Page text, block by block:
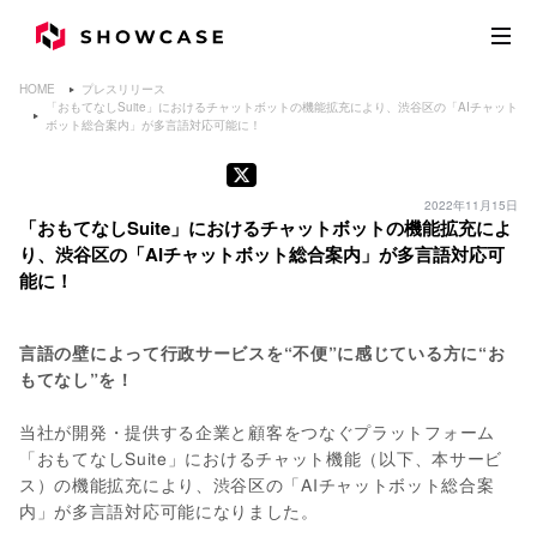
HOME
プレスリリース
「おもてなしSuite」におけるチャットボットの機能拡充により、渋谷区の「AIチャット
ボット総合案内」が多言語対応可能に！
2022年11月15日
「おもてなしSuite」におけるチャットボットの機能拡充によ
り、渋谷区の「AIチャットボット総合案内」が多言語対応可
能に！
言語の壁によって行政サービスを“不便”に感じている方に“お
もてなし”を！
当社が開発・提供する企業と顧客をつなぐプラットフォーム
「おもてなしSuite」におけるチャット機能（以下、本サービ
ス）の機能拡充により、渋谷区の「AIチャットボット総合案
内」が多言語対応可能になりました。